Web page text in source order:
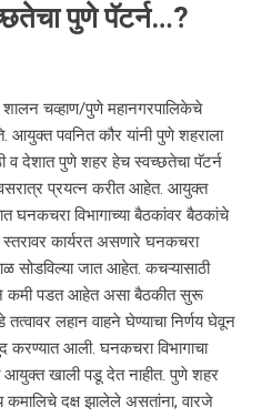
पुणे पॅटर्न…?
चव्हाण/पुणे महानगरपालिकेचे
पवनित कौर यांनी पुणे शहराला
व देशात पुणे शहर हेच स्वच्छतेचा पॅटर्न
प्रयत्न करीत आहेत. आयुक्त
घनकचरा विभागाच्या बैठकांवर बैठकांचे
कार्यरत असणारे घनकचरा
सोडविल्या जात आहेत. कचऱ्यासाठी
कमी पडत आहेत असा बैठकीत सुरू
लहान वाहने घेण्याचा निर्णय घेवून
करण्यात आली. घनकचरा विभागाचा
आयुक्त खाली पडू देत नाहीत. पुणे शहर
कमालिचे दक्ष झालेले असतांना, वारजे